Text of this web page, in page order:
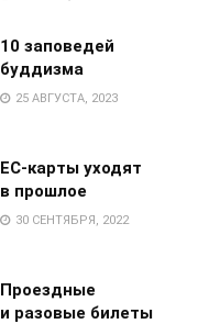
10 заповедей
буддизма
25 АВГУСТА, 2023
EC-карты уходят
в прошлое
30 СЕНТЯБРЯ, 2022
Проездные
и разовые билеты